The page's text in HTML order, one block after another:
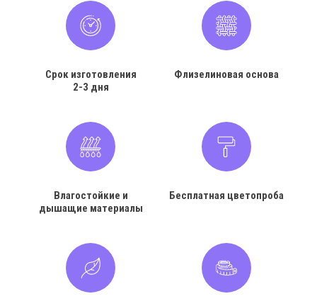
Срок изготовления
2-3 дня
Флизелиновая основа
Влагостойкие и
дышащие материалы
Бесплатная цветопроба